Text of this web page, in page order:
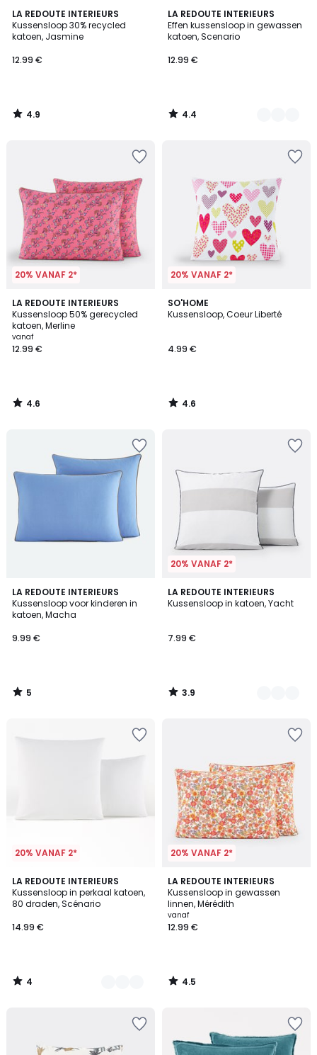
LA REDOUTE INTERIEURS
Kussensloop 30% recycled
katoen, Jasmine
12.99 €
4.9
/ 5
4.9
/
LA REDOUTE INTERIEURS
Effen kussensloop in gewassen
katoen, Scenario
12.99 €
4.4
/ 5
4
Kleuren
4.4
/
20% VANAF 2*
LA REDOUTE INTERIEURS
Kussensloop 50% gerecycled
katoen, Merline
vanaf
12.99 €
4.6
/ 5
4.6
/
20% VANAF 2*
SO'HOME
Kussensloop, Coeur Liberté
4.99 €
4.6
/ 5
4.6
/
LA REDOUTE INTERIEURS
Kussensloop voor kinderen in
katoen, Macha
9.99 €
5
/
5
5
/
20% VANAF 2*
LA REDOUTE INTERIEURS
Kussensloop in katoen, Yacht
7.99 €
3.9
/ 5
2
Kleuren
3.9
/
20% VANAF 2*
LA REDOUTE INTERIEURS
Kussensloop in perkaal katoen,
80 draden, Scénario
14.99 €
4
/
5
21
Kleuren
4
/
20% VANAF 2*
LA REDOUTE INTERIEURS
Kussensloop in gewassen
linnen, Mérédith
vanaf
12.99 €
4.5
/ 5
4.5
/